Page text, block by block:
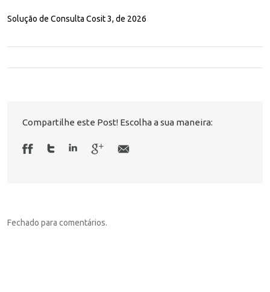
Solução de Consulta Cosit 3, de 2026
Compartilhe este Post! Escolha a sua maneira:
Fechado para comentários.